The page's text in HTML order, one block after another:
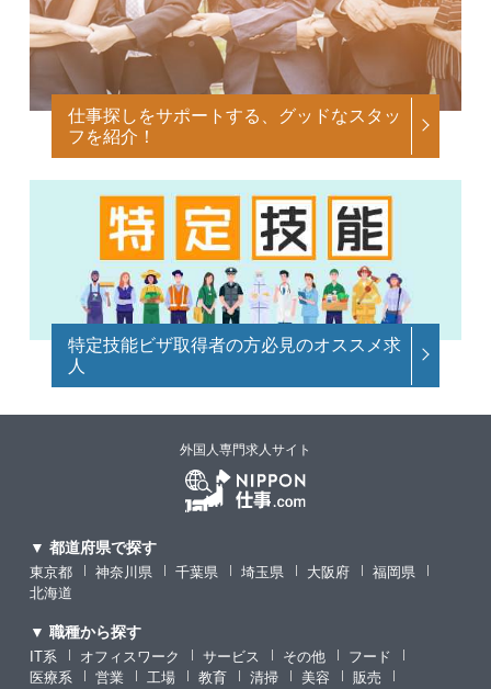
仕事探しをサポートする、グッドなスタッ
フを紹介！
特定技能ビザ取得者の方必見のオススメ求
人
外国人専門求人サイト
▼ 都道府県で探す
東京都 神奈川県 千葉県 埼玉県 大阪府
福岡県
北海道
▼ 職種から探す
IT系 オフィスワーク サービス その他
フード
医療系
営業 工場 教育 清掃 美容
販売